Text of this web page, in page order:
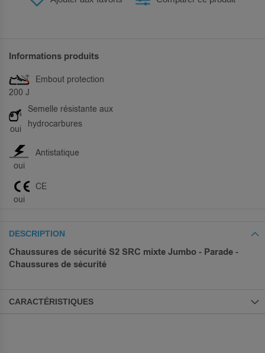
Informations produits
200 J
Embout protection
oui
Semelle résistante aux
hydrocarbures
oui
Antistatique
oui
CE
DESCRIPTION
Chaussures de sécurité S2 SRC mixte Jumbo - Parade -
Chaussures de sécurité
CARACTÉRISTIQUES